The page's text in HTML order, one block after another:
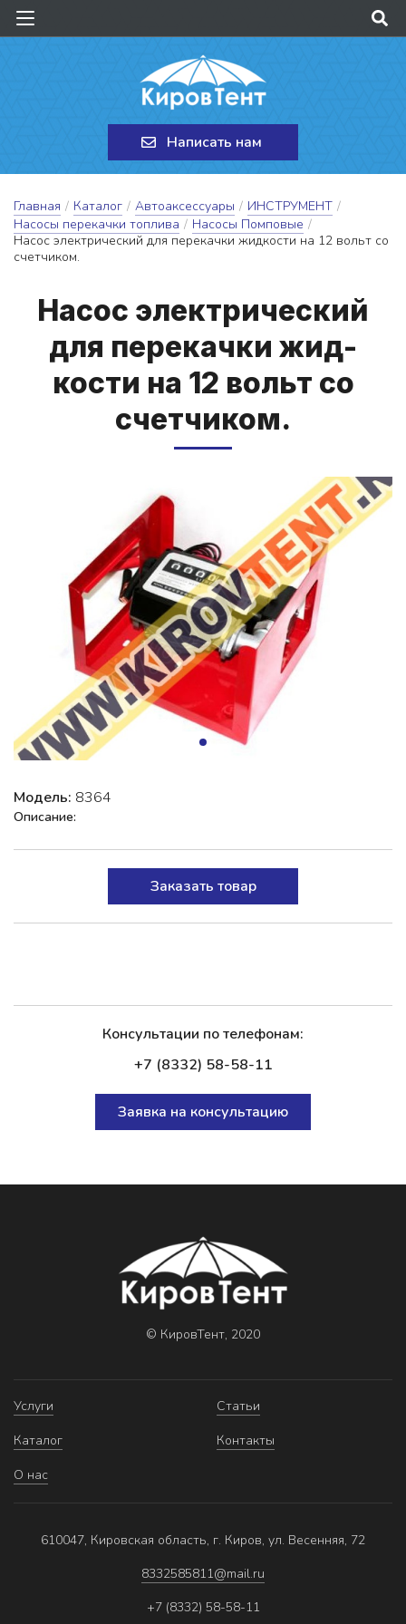
Написать нам
Главная / Каталог / Автоаксессуары / ИНСТРУМЕНТ /
Насосы перекачки топлива / Насосы Помповые /
Насос электрический для перекачки жидкости на 12 вольт со
счетчиком.
На­сос э­лек­три­чес­кий
для пе­ре­кач­ки жид­
кости на 12 вольт со
счет­чи­ком.
Модель: 8364
Описание:
Заказать товар
Консультации по телефонам:
+7 (8332) 58-58-11
Заявка на консультацию
© КировТент, 2020
Услуги
Каталог
О нас
Статьи
Контакты
610047, Кировская область, г. Киров, ул. Весенняя, 72
8332585811@mail.ru
+7 (8332) 58-58-11